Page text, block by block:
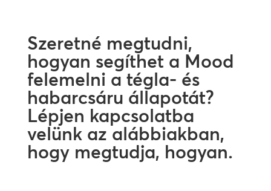
Szeretné megtudni,
hogyan segíthet a Mood
felemelni a tégla- és
habarcsáru állapotát?
Lépjen kapcsolatba
velünk az alábbiakban,
hogy megtudja, hogyan.